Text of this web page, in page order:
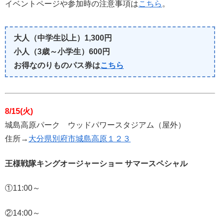
イベントページや参加時の注意事項はこちら 。
大人（中学生以上）1,300円
小人（3歳～小学生）600円
お得なのりものパス券はこちら
8/15(火)
城島高原パーク ウッドパワースタジアム（屋外）
住所→ 大分県別府市城島高原１２３
王様戦隊キングオージャーショー サマースペシャル
①11:00～
②14:00～